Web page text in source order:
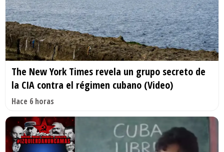
The New York Times revela un grupo secreto de
la CIA contra el régimen cubano (Video)
Hace 6 horas